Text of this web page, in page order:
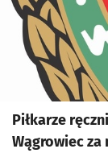
Piłkarze
Wągrowiec